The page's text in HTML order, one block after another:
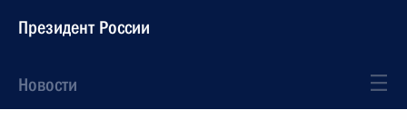
Президент России
Новости